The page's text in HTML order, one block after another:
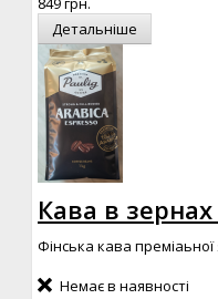
Детальніше
Кава в
Фінcька кава преміаьної
Немає в наявності